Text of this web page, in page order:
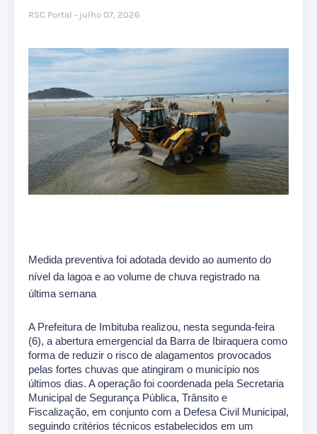
RSC Portal julho 07, 2026
Medida preventiva foi adotada devido ao aumento do
nível da lagoa e ao volume de chuva registrado na
última semana
A Prefeitura de Imbituba realizou, nesta segunda-feira
(6), a abertura emergencial da Barra de Ibiraquera como
forma de reduzir o risco de alagamentos provocados
pelas fortes chuvas que atingiram o município nos
últimos dias. A operação foi coordenada pela Secretaria
Municipal de Segurança Pública, Trânsito e
Fiscalização, em conjunto com a Defesa Civil Municipal,
seguindo critérios técnicos estabelecidos em um